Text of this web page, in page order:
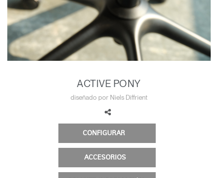
Opens
Facebook
Opens
Twitter
Opens
to
Linkedin
Opens
to
Instagram
Opens
Humanscale
Blog
Opens
Pinterest
Opens
to
YouTube
ACTIVE PONY
diseñado por Niels Diffrient
CONFIGURAR
ACCESORIOS